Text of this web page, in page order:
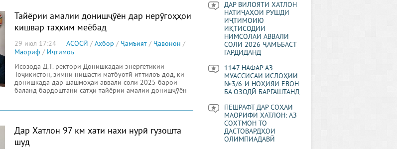
Тайёрии амалии донишҷӯён дар нерӯгоҳҳои
кишвар таҳким меёбад
29 июл 17:24 АСОСӢ / Ахбор / Ҷамъият / Ҷавонон /
Маориф / Иҷтимоъ
Исозода Д.Т. ректори Донишкадаи энергетикии
Тоҷикистон, зимни нишасти матбуотӣ иттилоъ дод, ки
донишкада дар шашмоҳаи аввали соли 2025 барои
баланд бардоштани сатҳи тайёрии амалии донишҷӯён
Дар Хатлон 97 км хати нахи нурӣ гузошта
шуд
ДАР ВИЛОЯТИ ХАТЛОН
НАТИҶАҲОИ РУШДИ
ИҶТИМОИЮ
ИҚТИСОДИИ
НИМСОЛАИ АВВАЛИ
СОЛИ 2026 ҶАМЪБАСТ
ГАРДИДАНД
1147 НАФАР АЗ
МУАССИСАИ ИСЛОҲИИ
№3/6-И НОҲИЯИ ЁВОН
БА ОЗОДӢ БАРГАШТАНД
ПЕШРАФТ ДАР СОҲАИ
МАОРИФИ ХАТЛОН: АЗ
СОХТМОН ТО
ДАСТОВАРДҲОИ
ОЛИМПИАДАВӢ